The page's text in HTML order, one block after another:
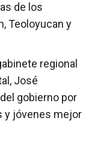
de los
Teoloyucan y
regional
José
gobierno por
y jóvenes mejor